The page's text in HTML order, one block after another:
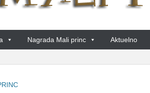
Nagrada Mali princ Aktuelno